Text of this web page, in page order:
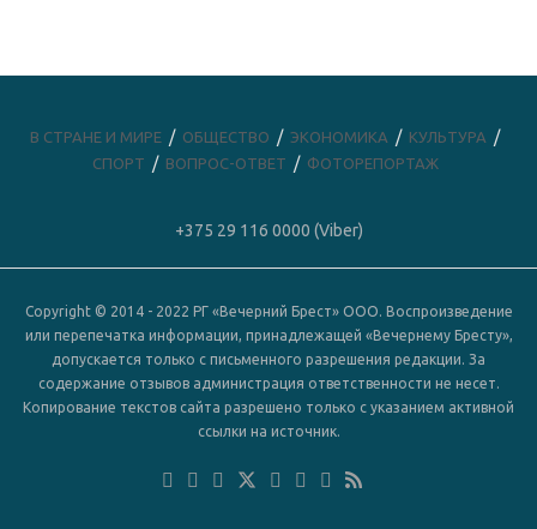
В СТРАНЕ И МИРЕ ОБЩЕСТВО ЭКОНОМИКА
КУЛЬТУРА
СПОРТ
ВОПРОС-ОТВЕТ ФОТОРЕПОРТАЖ
+375 29 116 0000 (Viber)
Copyright © 2014 - 2022 РГ «Вечерний Брест» ООО. Воспроизведение
или перепечатка информации, принадлежащей «Вечернему Бресту»,
допускается только с письменного разрешения редакции. За
содержание отзывов администрация ответственности не несет.
Копирование текстов сайта разрешено только с указанием активной
ссылки на источник.